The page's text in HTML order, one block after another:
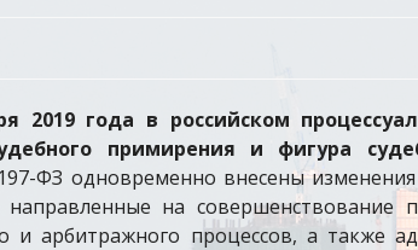
2019 года в российском
примирения и фигура
ФЗ одновременно внесены изменения
на совершенствование
и арбитражного процессов, а также